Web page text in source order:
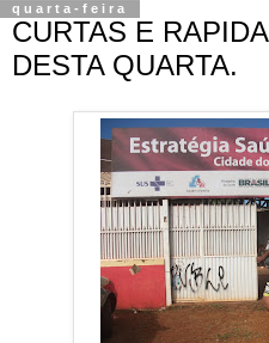
quarta-feira
CURTAS E
DESTA QUARTA.